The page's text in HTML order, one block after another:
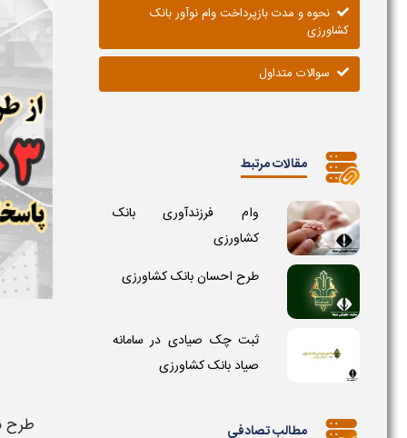
طرح
نحوه و مدت بازپرداخت وام نوآور بانک
کشاورزی
سوالات متداول
مقالات مرتبط
وام فرزندآوری بانک
کشاورزی
طرح احسان بانک کشاورزی
ثبت چک صیادی در سامانه
صیاد بانک کشاورزی
مطالب تصادفی